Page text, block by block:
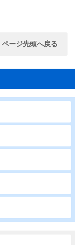
ページ先頭へ戻る